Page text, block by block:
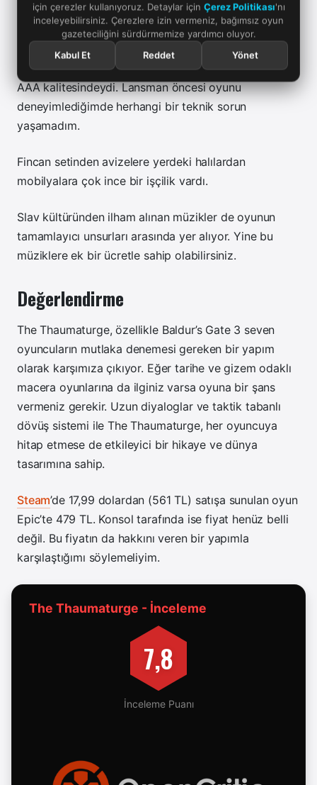
için çerezler kullanıyoruz. Detaylar için Çerez Politikası'nı
inceleyebilirsiniz. Çerezlere izin vermeniz, bağımsız oyun
gazeteciliğini sürdürmemize yardımcı oluyor.
Kabul Et
Reddet Yönet
animasyon kalitesi oyun motorunun hakkını verirken,
optimizasyon sorunuyla da karşılaşmadığımı
söylemeliyim. Sokaklardaki su birikintilerindeki
hissiyat, gece lambaları dahil ortam ve detay çizimleri
AAA kalitesindeydi. Lansman öncesi oyunu
deneyimlediğimde herhangi bir teknik sorun
yaşamadım.
Fincan setinden avizelere yerdeki halılardan
mobilyalara çok ince bir işçilik vardı.
Slav kültüründen ilham alınan müzikler de oyunun
tamamlayıcı unsurları arasında yer alıyor. Yine bu
müziklere ek bir ücretle sahip olabilirsiniz.
Değerlendirme
The Thaumaturge, özellikle Baldur’s Gate 3 seven
oyuncuların mutlaka denemesi gereken bir yapım
olarak karşımıza çıkıyor. Eğer tarihe ve gizem odaklı
macera oyunlarına da ilginiz varsa oyuna bir şans
vermeniz gerekir. Uzun diyaloglar ve taktik tabanlı
dövüş sistemi ile The Thaumaturge, her oyuncuya
hitap etmese de etkileyici bir hikaye ve dünya
tasarımına sahip.
Steam’de 17,99 dolardan (561 TL) satışa sunulan oyun
Epic’te 479 TL. Konsol tarafında ise fiyat henüz belli
değil. Bu fiyatın da hakkını veren bir yapımla
karşılaştığımı söylemeliyim.
The Thaumaturge - İnceleme
7,8
İnceleme Puanı